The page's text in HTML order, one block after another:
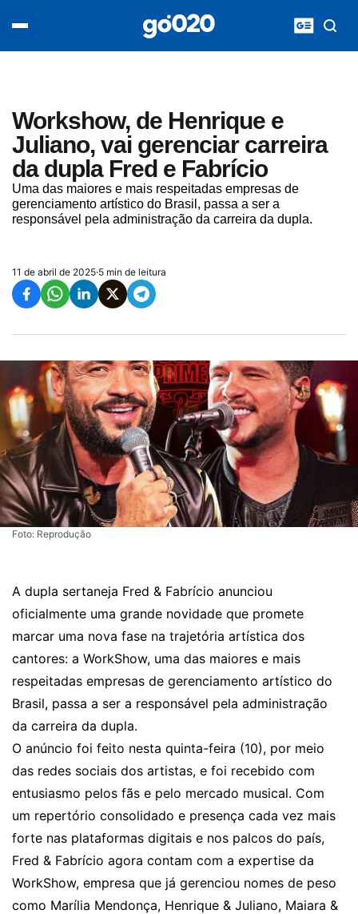
Workshow, de Henrique e
Juliano, vai gerenciar carreira
da dupla Fred e Fabrício
Uma das maiores e mais respeitadas empresas de
gerenciamento artístico do Brasil, passa a ser a
responsável pela administração da carreira da dupla.
11 de abril de 2025·5 min de leitura
Foto: Reprodução
A dupla sertaneja Fred & Fabrício anunciou
oficialmente uma grande novidade que promete
marcar uma nova fase na trajetória artística dos
cantores: a WorkShow, uma das maiores e mais
respeitadas empresas de gerenciamento artístico do
Brasil, passa a ser a responsável pela administração
da carreira da dupla.
O anúncio foi feito nesta quinta-feira (10), por meio
das redes sociais dos artistas, e foi recebido com
entusiasmo pelos fãs e pelo mercado musical. Com
um repertório consolidado e presença cada vez mais
forte nas plataformas digitais e nos palcos do país,
Fred & Fabrício agora contam com a expertise da
WorkShow, empresa que já gerenciou nomes de peso
como Marília Mendonça, Henrique & Juliano, Maiara &
acontece agora
entretenimento
vídeos
pod020